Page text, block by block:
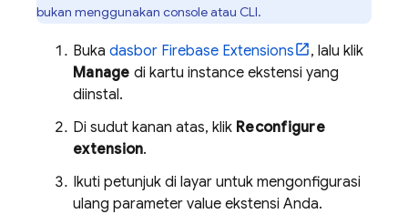
bukan menggunakan console atau CLI.
Buka dasbor Firebase Extensions
, lalu klik
Manage di kartu instance ekstensi yang
diinstal.
Di sudut kanan atas, klik Reconfigure
extension.
Ikuti petunjuk di layar untuk mengonfigurasi
ulang parameter value ekstensi Anda.